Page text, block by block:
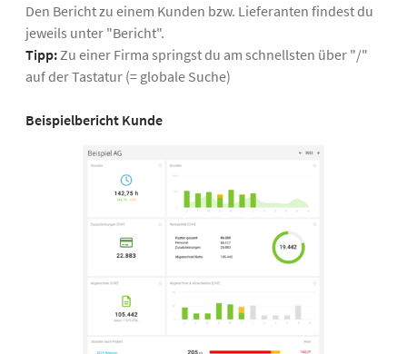
Den Bericht zu einem Kunden bzw. Lieferanten findest du
jeweils unter "Bericht".
Tipp: Zu einer Firma springst du am schnellsten über "/"
auf der Tastatur (= globale Suche)
Beispielbericht Kunde